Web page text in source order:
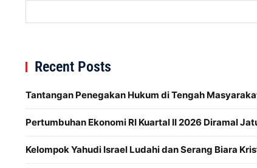
Recent Posts
Tantangan Penegakan Hukum di Tengah
Pertumbuhan Ekonomi RI Kuartal II 2026 Diramal
Kelompok Yahudi Israel Ludahi dan Serang Biara